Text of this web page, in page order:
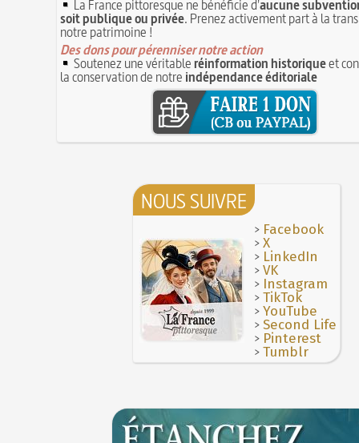
La France pittoresque ne bénéficie d'aucune
soit publique ou privée. Prenez activement part à la
notre patrimoine !
Des dons pour pérenniser notre action
Soutenez une véritableréinformation historiqueet
la conservation de notre indépendance éditoriale
NOUS SUIVRE
> Facebook
>X
> LinkedIn
>VK
> Instagram
>TikTok
>YouTube
>Second Life
> Pinterest
>Tumblr